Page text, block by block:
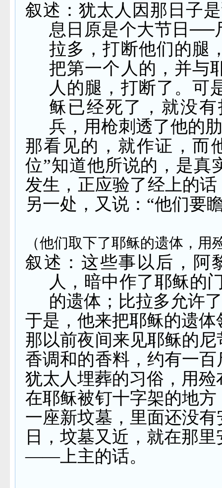
叙述：犹太人因那日子
息日原是个大节日──
拉多，打断他们的腿
把第一个人的，并与
人的腿，打断了。可
稣已经死了，就没
兵，用枪刺透了他的
那看见的，就作证，而
位”知道他所说的，是真
发生，正应验了经上的
另一处，又说：“他们要
（他们取下了耶稣的遗体，
叙述：这些事以后，阿
人，暗中作了耶稣的
的遗体；比拉多允许
于是，他来把耶稣的遗体
那以前夜间来见耶稣的
香调和的香料，约有一
犹太人埋葬的习俗，用
在耶稣被钉十字架的地
一座新坟墓，里面还没
日，坟墓又近，就在那
——上主的话。